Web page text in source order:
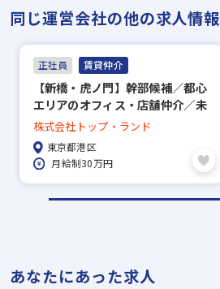
同じ運営会社の他の求人情報
正社員 賃貸仲介
【新橋・虎ノ門】幹部候補／都心
エリアのオフィス・店舗仲介／未
経験者歓迎／完全反響営業！／土
日祝休み／月次インセン＋半期賞
与／年間休日120日+夏季休暇+年
末年始休暇／近隣住宅手当有
株式会社トップ・ランド
東京都港区
月給制30万円
あなたにあった求人